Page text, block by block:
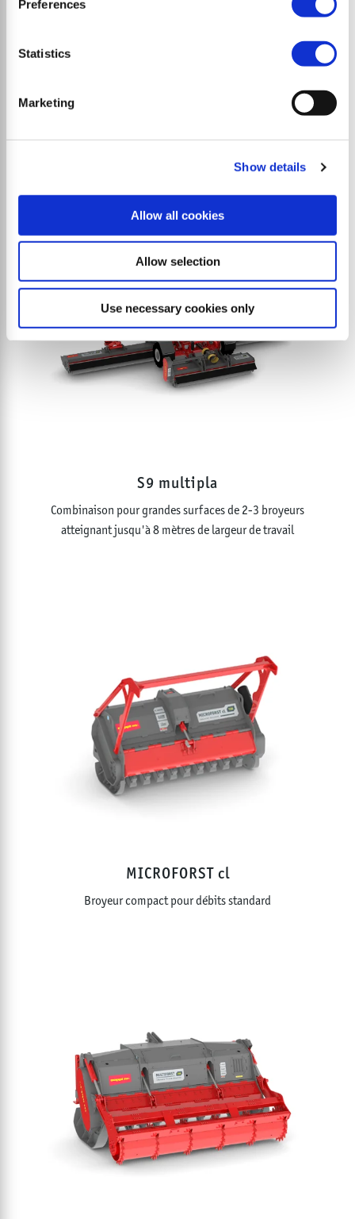
Preferences
Statistics
Marketing
Show details
Allow all cookies
Allow selection
Use necessary cookies only
Combinaison de trois broyeurs à marteaux pour un
surfaces jusqu'à 6 mètres de largeur de travail
S9 multipla
Combinaison pour grandes surfaces de 2-3 broyeurs
atteignant jusqu'à 8 mètres de largeur de travail
MICROFORST cl
Broyeur compact pour débits standard